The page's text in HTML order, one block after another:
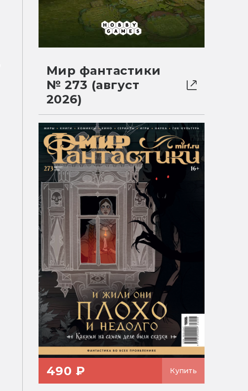
Мир фантастики
№ 273 (август
2026)
490 ₽ Купить